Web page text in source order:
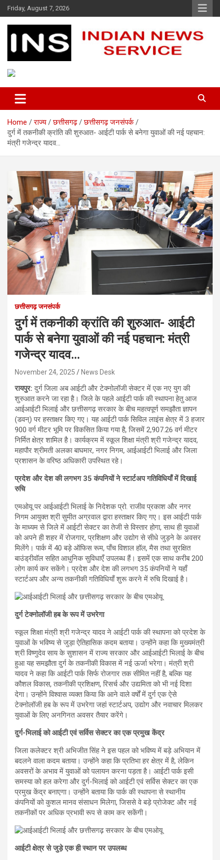
Skip
to
content
Friday, August 7, 2026
Indian News Service
Home राज्य छत्तीसगढ़
छत्तीसगढ़ जनसंपर्क
दुर्ग में तकनीकी क्रांति की शुरुआत- आईटी पार्क से बनेगा युवाओं की नई पहचान:
मंत्री गजेन्द्र यादव…
छत्तीसगढ़ जनसंपर्क
दुर्ग में तकनीकी क्रांति की शुरुआत- आईटी
पार्क से बनेगा युवाओं की नई पहचान: मंत्री
गजेन्द्र यादव…
November 24, 2025 News Desk
रायपुर:दुर्ग जिला अब आईटी और टेक्नोलॉजी सेक्टर में एक नए युग की
शुरुआत करने जा रहा है। जिले के पहले आईटी पार्क की स्थापना हेतु आज
आईआईटी भिलाई और छत्तीसगढ़ सरकार के बीच महत्वपूर्ण समझौता ज्ञापन
(डवन्) पर हस्ताक्षर किए गए। यह आईटी पार्क सिविल लाइंस क्षेत्र में 3 हजार
900 वर्ग मीटर भूमि पर विकसित किया गया है, जिसमें 2,907.26 वर्ग मीटर
निर्मित क्षेत्र शामिल है। कार्यक्रम में स्कूल शिक्षा मंत्री श्री गजेन्द्र यादव,
महापौर श्रीमती अलका बाघमार, नगर निगम, आईआईटी भिलाई और जिला
प्रशासन के वरिष्ठ अधिकारी उपस्थित रहे।
प्रदेश और देश की लगभग 35 कंपनियों ने स्टार्टअप गतिविधियाँ में दिखाई
रुचि
एमओयू पर आईआईटी भिलाई के निदेशक प्रो. राजीव प्रकाश और नगर
निगम आयुक्त श्री सुमीत अग्रवाल द्वारा हस्ताक्षर किए गए। इस आईटी पार्क
के माध्यम से जिले में आईटी सेक्टर का तेजी से विस्तार होगा, साथ ही युवाओं
को अपने ही शहर में रोजगार, प्रशिक्षण और उद्योग से सीधे जुड़ने के अवसर
मिलेंगे। पार्क में 40 बड़े ऑफिस रूम, पाँच विशाल हॉल, मैस तथा सुरक्षित
बाउंड्रीवॉल सहित आधुनिक सुविधाएँ उपलब्ध हैं। इसमें एक साथ करीब 200
लोग कार्य कर सकेंगे। प्रदेश और देश की लगभग 35 कंपनियों ने यहाँ
स्टार्टअप और अन्य तकनीकी गतिविधियाँ शुरू करने में रुचि दिखाई है।
दुर्ग टेक्नोलॉजी हब के रूप में उभरेगा
स्कूल शिक्षा मंत्री श्री गजेन्द्र यादव ने आईटी पार्क की स्थापना को प्रदेश के
युवाओं के भविष्य से जुड़ा ऐतिहासिक कदम बताया। उन्होंने कहा कि मुख्यमंत्री
श्री विष्णुदेव साय के सुशासन में राज्य सरकार और आईआईटी भिलाई के बीच
हुआ यह समझौता दुर्ग के तकनीकी विकास में नई ऊर्जा भरेगा। मंत्री श्री
यादव ने कहा कि आईटी पार्क सिर्फ रोजगार तक सीमित नहीं है, बल्कि यह
कौशल विकास, तकनीकी प्रशिक्षण, रिसर्च और उद्यमिता को भी नई दिशा
देगा। उन्होंने विश्वास व्यक्त किया कि आने वाले वर्षों में दुर्ग एक ऐसे
टेक्नोलॉजी हब के रूप में उभरेगा जहां स्टार्टअप, उद्योग और नवाचार मिलकर
युवाओं के लिए अनगिनत अवसर तैयार करेंगे।
दुर्ग-भिलाई को आईटी एवं सर्विस सेक्टर का एक प्रमुख केंद्र
जिला कलेक्टर श्री अभिजीत सिंह ने इस पहल को भविष्य में बड़े अभियान में
बदलने वाला कदम बताया। उन्होंने कहा कि प्रतिभा हर क्षेत्र में है, लेकिन
अवसरों के अभाव में युवाओं को पलायन करना पड़ता है। आईटी पार्क इसी
समस्या को हल करेगा और दुर्ग-भिलाई को आईटी एवं सर्विस सेक्टर का एक
प्रमुख केंद्र बनाएगा। उन्होंने बताया कि पार्क की स्थापना से स्थानीय
कंपनियों को कुशल मानव संसाधन मिलेगा, जिससे वे बड़े प्रोजेक्ट और नई
तकनीकों पर अधिक प्रभावी रूप से काम कर सकेंगी।
आईटी क्षेत्र से जुड़े एक ही स्थान पर उपलब्ध